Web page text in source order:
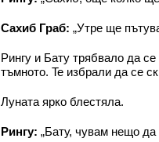
Сахиб Граб: „Утре ще
Рингу и Бату трябвало да
тъмното. Te избрали да се
Луната ярко блестяла.
Рингу: „Бату, чувам нещо